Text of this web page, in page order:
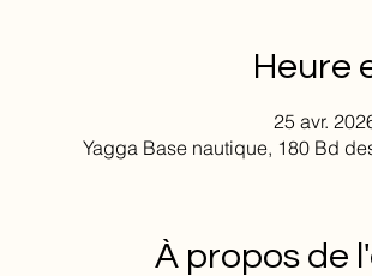
Heure
25 avr.
Yagga Base nautique, 180 Bd
À propos de